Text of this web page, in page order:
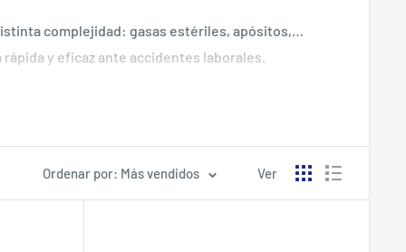
complejidad: gasas estériles, apósitos,
y eficaz ante accidentes laborales.
Ordenar por: Más vendidos Ver